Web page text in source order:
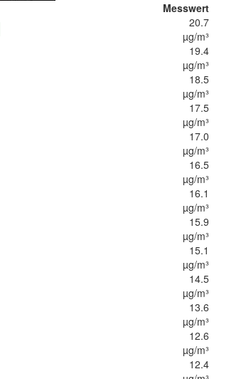
Messwert
20.7
µg/m³
19.4
µg/m³
18.5
µg/m³
17.5
µg/m³
17.0
µg/m³
16.5
µg/m³
16.1
µg/m³
15.9
µg/m³
15.1
µg/m³
14.5
µg/m³
13.6
µg/m³
12.6
µg/m³
12.4